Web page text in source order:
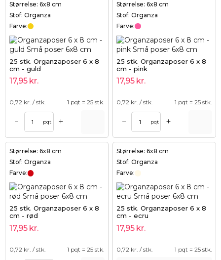
Størrelse: 6x8 cm
Stof: Organza
Farve:
25 stk. Organzaposer 6 x 8
cm - guld
17,95 kr.
0,72 kr. / stk. 1 pqt = 25 stk.
– pqt +
Størrelse: 6x8 cm
Stof: Organza
Farve:
25 stk. Organzaposer 6 x 8
cm - pink
17,95 kr.
0,72 kr. / stk. 1 pqt = 25 stk.
– pqt +
Størrelse: 6x8 cm
Stof: Organza
Farve:
25 stk. Organzaposer 6 x 8
cm - rød
17,95 kr.
0,72 kr. / stk. 1 pqt = 25 stk.
Størrelse: 6x8 cm
Stof: Organza
Farve:
25 stk. Organzaposer 6 x 8
cm - ecru
17,95 kr.
0,72 kr. / stk. 1 pqt = 25 stk.